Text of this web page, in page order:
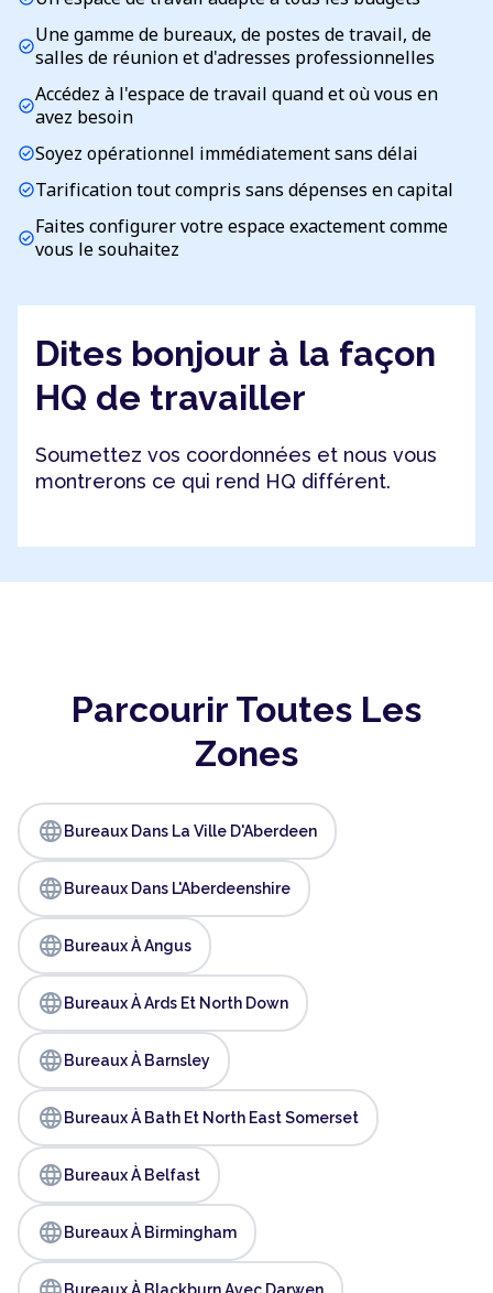
check_circleUne gamme de bureaux, de postes de travail, de
salles de réunion et d'adresses professionnelles
check_circleAccédez à l'espace de travail quand et où vous en
avez besoin
check_circleSoyez opérationnel immédiatement sans délai
check_circleTarification tout compris sans dépenses en capital
check_circleFaites configurer votre espace exactement comme
vous le souhaitez
Dites bonjour à la façon
HQ de travailler
Soumettez vos coordonnées et nous vous
montrerons ce qui rend HQ différent.
Parcourir Toutes Les
Zones
language Bureaux Dans La Ville D'Aberdeen
language Bureaux Dans L'Aberdeenshire
language Bureaux À Angus
language Bureaux À Ards Et North Down
language Bureaux À Barnsley
language Bureaux À Bath Et North East Somerset
language Bureaux À Belfast
language Bureaux À Birmingham
Bureaux À Blackburn Avec Darwen